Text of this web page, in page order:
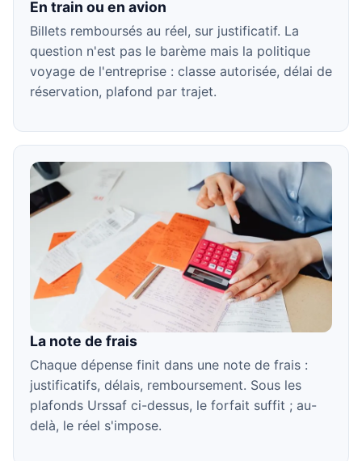
En train ou en avion
Billets remboursés au réel, sur justificatif. La
question n'est pas le barème mais la politique
voyage de l'entreprise : classe autorisée, délai de
réservation, plafond par trajet.
La note de frais
Chaque dépense finit dans une note de frais :
justificatifs, délais, remboursement. Sous les
plafonds Urssaf ci-dessus, le forfait suffit ; au-
delà, le réel s'impose.